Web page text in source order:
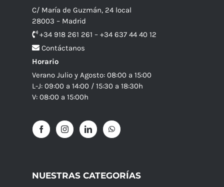
C/ María de Guzmán, 24 local
28003 – Madrid
+34 918 261 261 – +34 637 44 40 12
Contáctanos
Horario
Verano Julio y Agosto: 08:00 a 15:00
L-J: 09:00 a 14:00 / 15:30 a 18:30h
V: 08:00 a 15:00h
NUESTRAS CATEGORÍAS